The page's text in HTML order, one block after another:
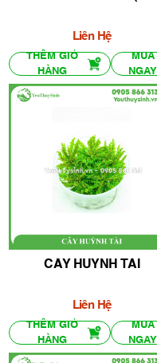
Liên Hệ
THÊM GIỎ
HÀNG
MUA
NGAY
CÂY HUỲNH TÀI
Liên Hệ
THÊM GIỎ
HÀNG
MUA
NGAY